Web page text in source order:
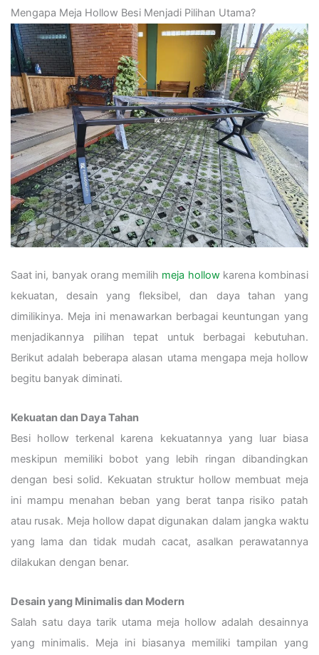
Mengapa Meja Hollow Besi Menjadi Pilihan Utama?
Saat ini, banyak orang memilih meja hollowkarena kombinasi
kekuatan, desain yang fleksibel, dan daya tahan yang
dimilikinya. Meja ini menawarkan berbagai keuntungan yang
menjadikannya pilihan tepat untuk berbagai kebutuhan.
Berikut adalah beberapa alasan utama mengapa meja hollow
begitu banyak diminati.
Kekuatan dan Daya Tahan
Besi hollow terkenal karena kekuatannya yang luar biasa
meskipun memiliki bobot yang lebih ringan dibandingkan
dengan besi solid. Kekuatan struktur hollow membuat meja
ini mampu menahan beban yang berat tanpa risiko patah
atau rusak. Meja hollow dapat digunakan dalam jangka waktu
yang lama dan tidak mudah cacat, asalkan perawatannya
dilakukan dengan benar.
Desain yang Minimalis dan Modern
Salah satu daya tarik utama meja hollow adalah desainnya
yang minimalis. Meja ini biasanya memiliki tampilan yang